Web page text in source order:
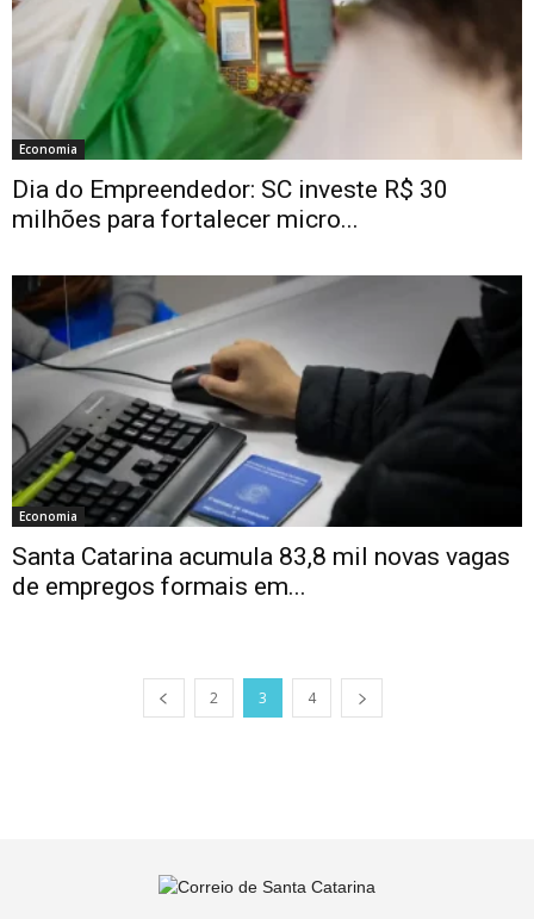
Economia
Dia do Empreendedor: SC investe R$ 30
milhões para fortalecer micro...
Economia
Santa Catarina acumula 83,8 mil novas vagas
de empregos formais em...
2 3 4